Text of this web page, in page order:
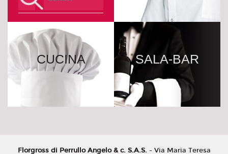
CUCINA SALA-BAR
Florgross di Perrullo Angelo & c. S.A.S.- Via Maria Teresa